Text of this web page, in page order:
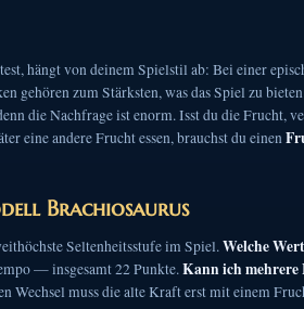
hängt von deinem Spielstil ab: Bei einer
gehören zum Stärksten, was das Spiel zu
die Nachfrage ist enorm. Isst du die Frucht,
eine andere Frucht essen, brauchst du einen
Brachiosaurus
Seltenheitsstufe im Spiel.Welche
— insgesamt 22 Punkte.Kann ich mehrere
muss die alte Kraft erst mit einem